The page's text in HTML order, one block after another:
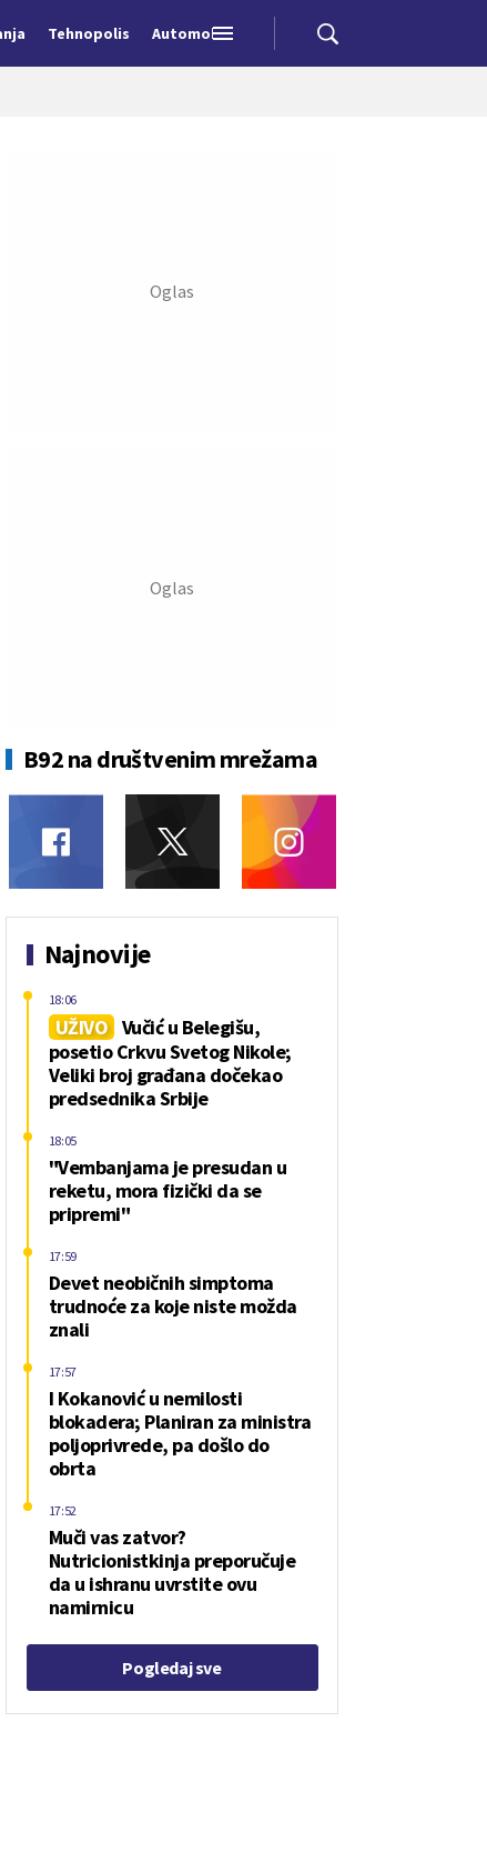
Tehnopolis Automobili
B92 na društvenim mrežama
Najnovije
UŽIVO Vučić u Belegišu,
posetio Crkvu Svetog Nikole;
Veliki broj građana dočekao
predsednika Srbije
18:06
"Vembanjama je presudan u
reketu, mora fizički da se
pripremi"
18:05
Devet neobičnih simptoma
trudnoće za koje niste možda
znali
17:59
I Kokanović u nemilosti
blokadera; Planiran za ministra
poljoprivrede, pa došlo do
obrta
17:57
Muči vas zatvor?
Nutricionistkinja preporučuje
da u ishranu uvrstite ovu
namirnicu
17:52
Pogledaj sve